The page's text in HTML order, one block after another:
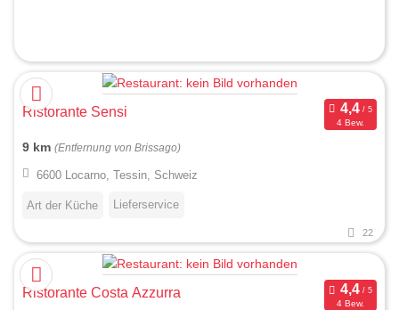
Ristorante Sensi
4 Bew.
9 km (Entfernung von Brissago)
6600 Locarno, Tessin, Schweiz
Art der Küche Lieferservice
22
Ristorante Costa Azzurra
4 Bew.